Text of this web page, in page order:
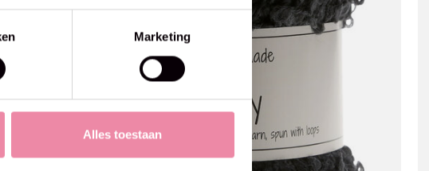
Marketing
Alles toestaan